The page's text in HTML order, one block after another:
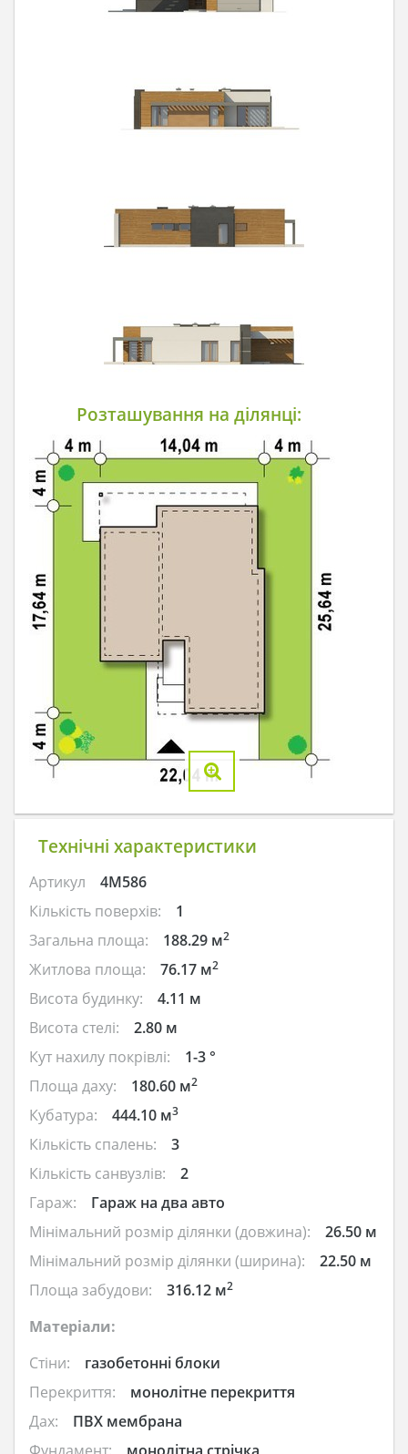
Розташування на ділянці:
Технічні характеристики
Артикул
4M586
Кількість поверхів:
1
Загальна площа:
188.29 м2
Житлова площа: 76.17 м2
Висота будинку:
4.11 м
Висота стелі:
2.80 м
Кут нахилу покрівлі:
1-3 °
Площа даху:
180.60 м2
Кубатура: 444.10 м3
Кількість спалень:
3
Кількість санвузлів:
2
Гараж:
Гараж на два авто
Мінімальний розмір ділянки (довжина):
26.50 м
Мінімальний розмір ділянки (ширина):
22.50 м
Площа забудови:
316.12 м2
Матеріали:
Стіни:
газобетонні блоки
Перекриття:
монолітне перекриття
Дах:
ПВХ мембрана